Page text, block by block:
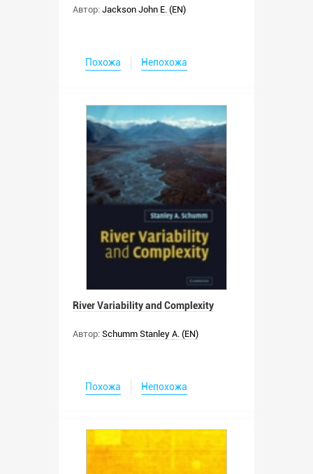
Автор: Jackson John E. (EN)
Похожа Непохожа
River Variability and Complexity
Автор: Schumm Stanley A. (EN)
Похожа Непохожа